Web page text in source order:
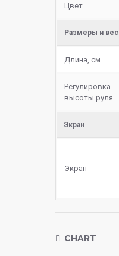
Цвет
Размеры и вес
Длина, см
Регулировка
высоты руля
Экран
Экран
CHART